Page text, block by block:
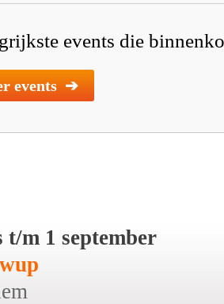
events die
events ➔
t/m 1 september